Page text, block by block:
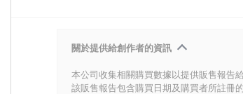
關於提供給創作者的資訊
本公司收集相關購買數據以提供販售報告
該販售報告包含購買日期及購買者所註冊